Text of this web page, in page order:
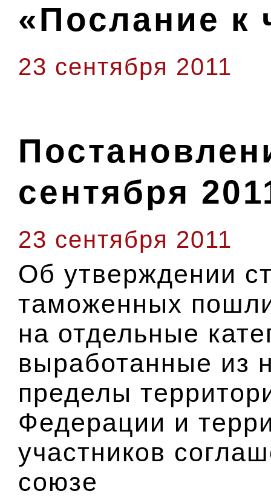
«Послание к
23 сентября 2011
сентября
23 сентября 2011
Об утверждении
таможенных
на отдельные
выработанные из
пределы
Федерации и
участников
союзе